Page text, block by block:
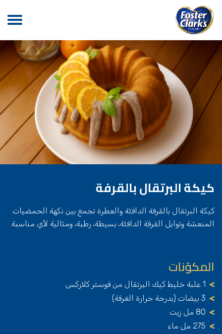
كيكة البرتقال بالقرفة
كيكة البرتقال بالقرفة الدافئة والعطرة تجمع بين نكهة الحمضيات
المنعشة وتوابل القرفة الدافئة، بسيطة، رطبة، ومثالية لأي مناسبة.
المكوّنات
1 علبة خليط كيك البرتقال من فوستر كلاركس
3 بيضات (بدرجة حرارة الغرفة)
80 مل زيت
275 مل ماء